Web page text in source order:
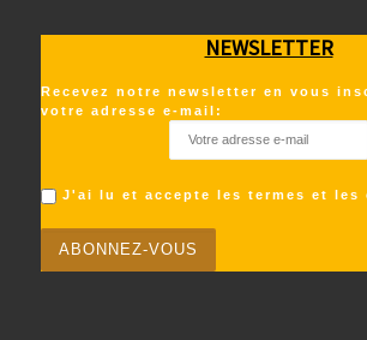
NEWSLETTER
Recevez notre newsletter en vous
votre adresse e-mail:
J'ai lu et accepte les termes et les